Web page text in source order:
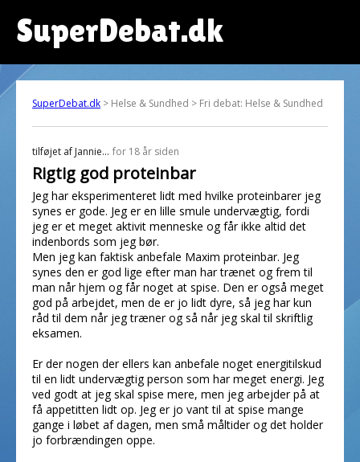
SuperDebat.dk
SuperDebat.dk > Helse & Sundhed > Fri debat: Helse & Sundhed
tilføjet af Jannie... for 18 år siden
Rigtig god proteinbar
Jeg har eksperimenteret lidt med hvilke proteinbarer jeg
synes er gode. Jeg er en lille smule undervægtig, fordi
jeg er et meget aktivit menneske og får ikke altid det
indenbords som jeg bør.
Men jeg kan faktisk anbefale Maxim proteinbar. Jeg
synes den er god lige efter man har trænet og frem til
man når hjem og får noget at spise. Den er også meget
god på arbejdet, men de er jo lidt dyre, så jeg har kun
råd til dem når jeg træner og så når jeg skal til skriftlig
eksamen.
Er der nogen der ellers kan anbefale noget energitilskud
til en lidt undervægtig person som har meget energi. Jeg
ved godt at jeg skal spise mere, men jeg arbejder på at
få appetitten lidt op. Jeg er jo vant til at spise mange
gange i løbet af dagen, men små måltider og det holder
jo forbrændingen oppe.